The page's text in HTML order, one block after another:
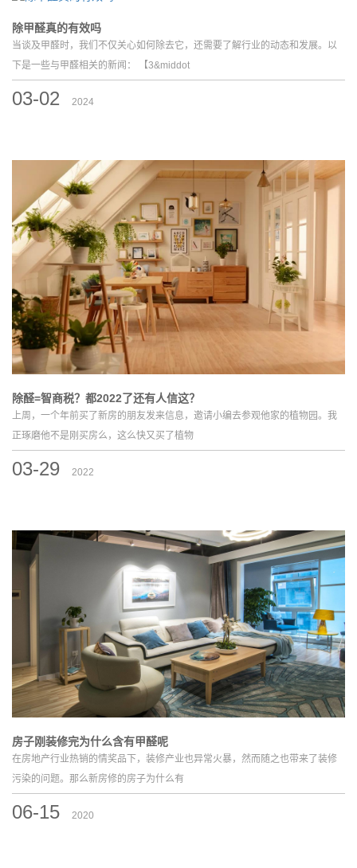
除甲醛真的有效吗
当谈及甲醛时，我们不仅关心如何除去它，还需要了解行业的动态和发展。以
下是一些与甲醛相关的新闻： 【3&middot
03-02 2024
除醛=智商税？都2022了还有人信这？
上周，一个年前买了新房的朋友发来信息，邀请小编去参观他家的植物园。我
正琢磨他不是刚买房么，这么快又买了植物
03-29 2022
房子刚装修完为什么含有甲醛呢
在房地产行业热销的情奖品下，装修产业也异常火暴，然而随之也带来了装修
污染的问题。那么新房修的房子为什么有
06-15 2020